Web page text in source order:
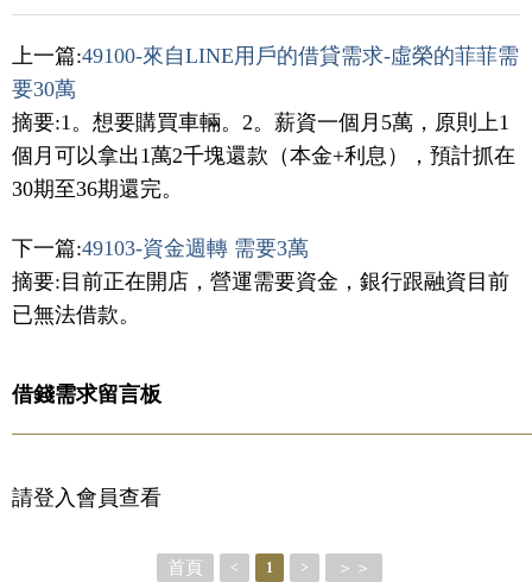
上一篇:49100-來自LINE用戶的借貸需求-虛榮的菲菲需
要30萬
摘要:1。想要購買車輛。2。薪資一個月5萬，原則上1
個月可以拿出1萬2千塊還款（本金+利息），預計抓在
30期至36期還完。
下一篇:49103-資金週轉 需要3萬
摘要:目前正在開店，營運需要資金，銀行跟融資目前
已無法借款。
借錢需求留言板
請登入會員查看
首頁 < 1 > ＞＞